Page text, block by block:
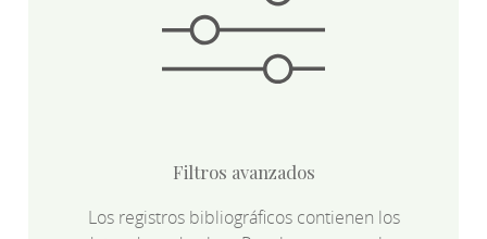
Filtros avanzados
Los registros bibliográficos contienen los